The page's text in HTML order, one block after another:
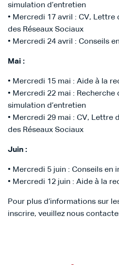
simulation d’entretien
• Mercredi 17 avril : CV,
des Réseaux Sociaux
• Mercredi 24 avril : Conseils
Mai :
• Mercredi 15 mai : Aide à la
• Mercredi 22 mai : Recherche
simulation d’entretien
• Mercredi 29 mai : CV,
des Réseaux Sociaux
Juin :
• Mercredi 5 juin : Conseils en
• Mercredi 12 juin : Aide à la
Pour plus d’informations sur
inscrire, veuillez nous